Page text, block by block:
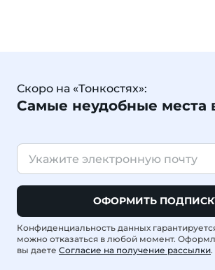
Скоро на «Тонкостях»:
Самые неудобные места
ОФОРМИТЬ
Конфиденциальность данных
можно отказаться в любой момент.
вы даете Согласие на получение рассылки.